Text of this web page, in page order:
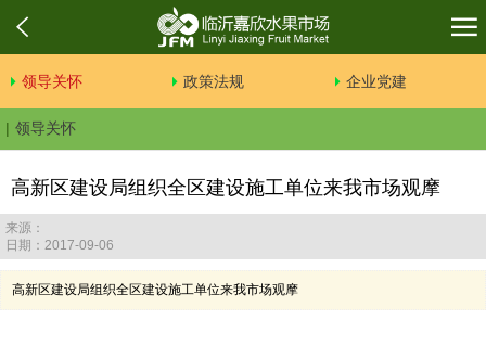
领导关怀 政策法规 企业党建
领导关怀
高新区建设局组织全区建设施工单位来我市场观摩
来源：
日期：2017-09-06
高新区建设局组织全区建设施工单位来我市场观摩